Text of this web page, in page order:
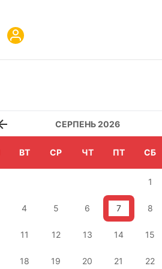
СЕРПЕНЬ 2026
ВТ СР ЧТ ПТ СБ
1
4 5 6 7 8
11 12 13 14 15
18 19 20 21 22